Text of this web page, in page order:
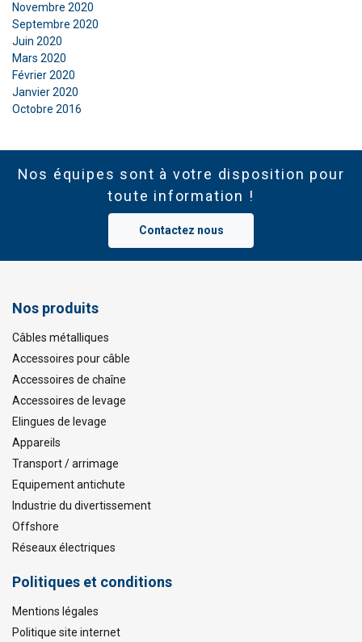
Novembre 2020
Septembre 2020
Juin 2020
Mars 2020
Février 2020
Janvier 2020
Octobre 2016
Nos équipes sont à votre disposition pour
toute information !
Contactez nous
Nos produits
Câbles métalliques
Accessoires pour câble
Accessoires de chaîne
Accessoires de levage
Elingues de levage
Appareils
Transport / arrimage
Equipement antichute
Industrie du divertissement
Offshore
Réseaux électriques
Politiques et conditions
Mentions légales
Politique site internet